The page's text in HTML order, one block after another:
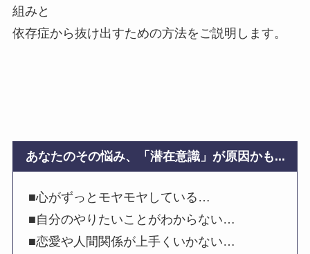
組みと
依存症から抜け出すための方法をご説明します。
あなたのその悩み、「潜在意識」が原因かも...
■心がずっとモヤモヤしている…
■自分のやりたいことがわからない…
■恋愛や人間関係が上手くいかない…